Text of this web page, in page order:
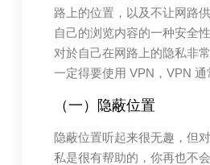
路上的位置，以及不让网路
自己的浏览内容的一种安全
对於自己在网路上的隐私非
一定得要使用 VPN，VPN 通
（一）隐蔽位置
隐蔽位置听起来很无趣，但
私是很有帮助的，你再也不